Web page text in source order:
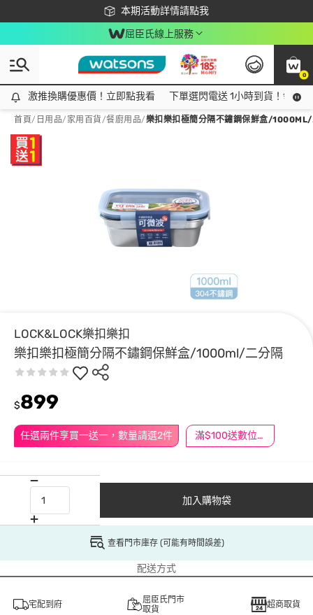
本期活動詳情請點我
下載app最高回饋$350
屈臣氏線上服務
0
激推換購優惠價！立即點我看
激推換購優惠價！立即點我看 下單選閃電送 1小時到貨！領神
首頁/ 日用品/ 家用百貨/餐廚用品/樂扣樂扣極簡分隔不鏽鋼保鮮盒/1000ML/
LOCK&LOCK樂扣樂扣
樂扣樂扣極簡分隔不鏽鋼保鮮盒/1000ml/二分隔
任選兩件享買一送一，數量請選2件 滿$100送數位印花
$899
加入購物袋
查看門市庫存 (可能有時間誤差)
配送方式
宅配到府
屈臣氏門市
取貨
超商取貨